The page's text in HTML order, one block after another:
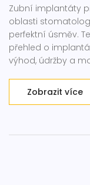
Zubní implantáty
oblasti
perfektní úsměv.
přehled o
výhod, údržby a
jedno z
Zobrazit více